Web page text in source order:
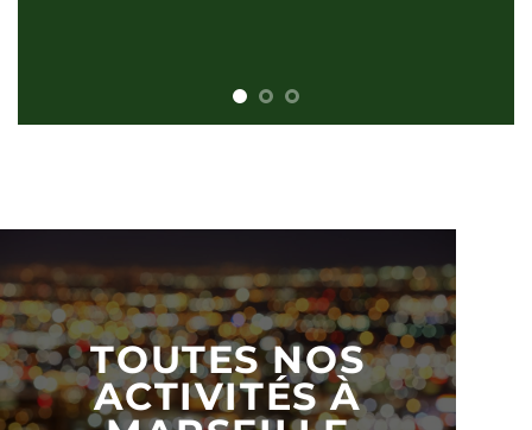
TOUTES NOS
ACTIVITÉS À